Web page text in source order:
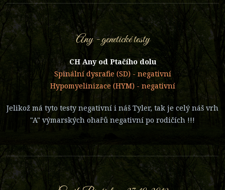
Any - genetické testy
CH Any od Ptačího dolu
Spinální dysrafie (SD) - negativní
Hypomyelinizace (HYM) - negativní
Jelikož má tyto testy negativní i náš Tyler, tak je celý náš vrh
"A" výmarských ohařů negativní po rodičích !!!